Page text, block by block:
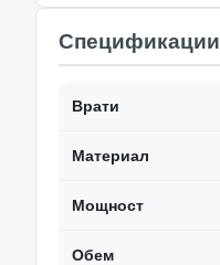
Спецификации
Врати
Материал
Мощност
Обем